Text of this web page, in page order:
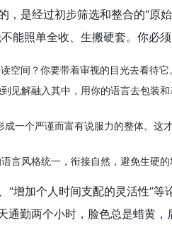
，是经过初步筛选和整合的“原
能照单全收、生搬硬套。你必须
空间？你要带着审视的目光去看待它
见解融入其中，用你的语言去包装
成一个严谨而富有说服力的整体。这
言风格统一，衔接自然，避免生硬的
“增加个人时间支配的灵活性”等
通勤两个小时，脸色总是蜡黄，